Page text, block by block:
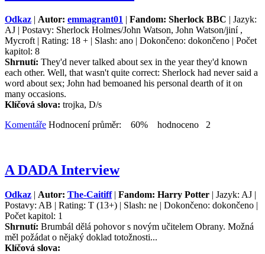
Odkaz | Autor: emmagrant01 | Fandom: Sherlock BBC | Jazyk:
AJ | Postavy: Sherlock Holmes/John Watson, John Watson/jiní ,
Mycroft | Rating: 18 + | Slash: ano | Dokončeno: dokončeno | Počet
kapitol: 8
Shrnutí: They'd never talked about sex in the year they'd known
each other. Well, that wasn't quite correct: Sherlock had never said a
word about sex; John had bemoaned his personal dearth of it on
many occasions.
Klíčová slova: trojka, D/s
Komentáře Hodnocení průměr: 60% hodnoceno 2
A DADA Interview
Odkaz | Autor: The-Caitiff| Fandom: Harry Potter | Jazyk: AJ |
Postavy: AB | Rating: T (13+) | Slash: ne | Dokončeno: dokončeno |
Počet kapitol: 1
Shrnutí: Brumbál dělá pohovor s novým učitelem Obrany. Možná
měl požádat o nějaký doklad totožnosti...
Klíčová slova: